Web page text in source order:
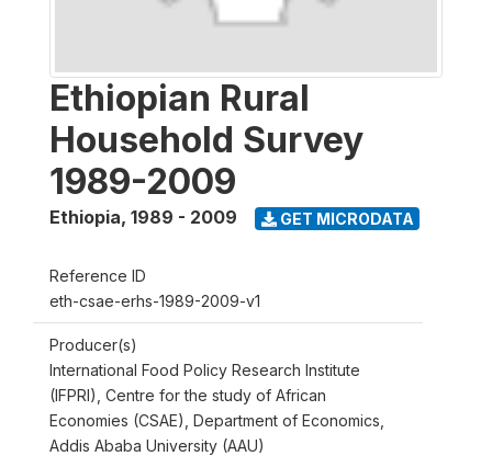
Ethiopian Rural
Household Survey
1989-2009
Ethiopia, 1989 - 2009 GET MICRODATA
Reference ID
eth-csae-erhs-1989-2009-v1
Producer(s)
International Food Policy Research Institute
(IFPRI), Centre for the study of African
Economies (CSAE), Department of Economics,
Addis Ababa University (AAU)